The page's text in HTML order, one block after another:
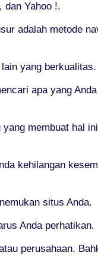
dan Yahoo !.
adalah metode
yang berkualitas.
apa yang Anda
membuat hal ini
kehilangan
situs Anda.
Anda perhatikan.
perusahaan.